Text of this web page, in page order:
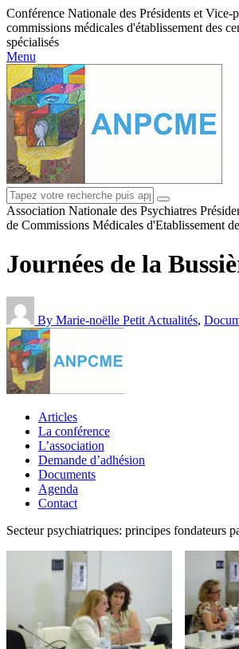
Conférence Nationale des Présidents et Vice-
commissions médicales d'établissement des
spécialisés
Menu
Association Nationale des Psychiatres
de Commissions Médicales d'Etablissement
Journées de la
By Marie-noëlle Petit Actualités,
Articles
La conférence
L’association
Demande d’adhésion
Documents
Agenda
Contact
Secteur psychiatriques: principes fondateurs